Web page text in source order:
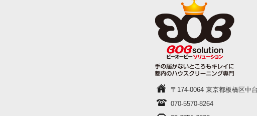
〒174-0064 東京都板橋区中
070-5570-8264